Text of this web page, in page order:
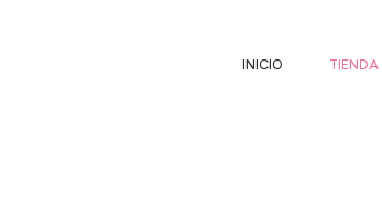
INICIO TIENDA